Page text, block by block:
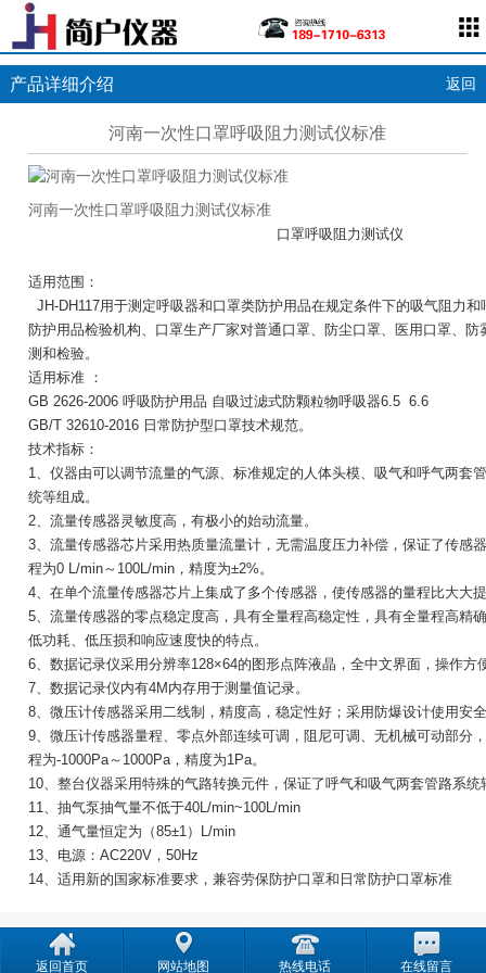
产品详细介绍 返回
河南一次性口罩呼吸阻力测试仪标准
河南一次性口罩呼吸阻力测试仪标准
口罩呼吸阻力测试仪
适用范围：
JH-DH117用于测定呼吸器和口罩类防护用品在规定条件下的吸气阻力
防护用品检验机构、口罩生产厂家对普通口罩、防尘口罩、医用口罩、
测和检验。
适用标准 ：
GB 2626-2006 呼吸防护用品 自吸过滤式防颗粒物呼吸器6.5 6.6
GB/T 32610-2016 日常防护型口罩技术规范。
技术指标：
1、仪器由可以调节流量的气源、标准规定的人体头模、吸气和呼气两套
统等组成。
2、流量传感器灵敏度高，有极小的始动流量。
3、流量传感器芯片采用热质量流量计，无需温度压力补偿，保证了传感
程为0 L/min～100L/min，精度为±2%。
4、在单个流量传感器芯片上集成了多个传感器，使传感器的量程比大大
5、流量传感器的零点稳定度高，具有全量程高稳定性，具有全量程高精
低功耗、低压损和响应速度快的特点。
6、数据记录仪采用分辨率128×64的图形点阵液晶，全中文界面，操作方
7、数据记录仪内有4M内存用于测量值记录。
8、微压计传感器采用二线制，精度高，稳定性好；采用防爆设计使用安
9、微压计传感器量程、零点外部连续可调，阻尼可调、无机械可动部分
程为-1000Pa～1000Pa，精度为1Pa。
10、整台仪器采用特殊的气路转换元件，保证了呼气和吸气两套管路系统
11、抽气泵抽气量不低于40L/min~100L/min
12、通气量恒定为（85±1）L/min
13、电源：AC220V，50Hz
14、适用新的国家标准要求，兼容劳保防护口罩和日常防护口罩标准
返回首页 网站地图 热线电话 在线留言